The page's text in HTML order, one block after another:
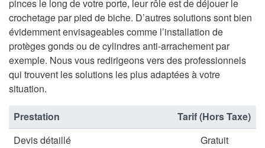
pinces le long de votre porte, leur rôle est de déjouer le
crochetage par pied de biche. D’autres solutions sont bien
évidemment envisageables comme l’installation de
protèges gonds ou de cylindres anti-arrachement par
exemple. Nous vous redirigeons vers des professionnels
qui trouvent les solutions les plus adaptées à votre
situation.
Prestation
Tarif (Hors Taxe)
Devis détaillé
Gratuit